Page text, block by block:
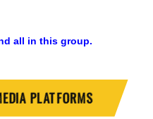
all in this group.
PLATFORMS